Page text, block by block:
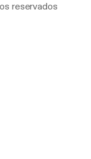
reservados